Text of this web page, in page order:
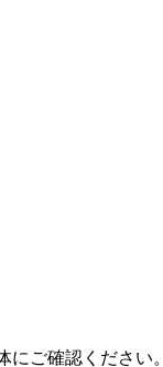
ご確認ください。